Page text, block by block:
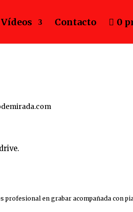
Vídeos Contacto 0
profesional en grabar acompañada con